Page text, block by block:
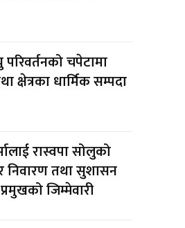
चपेटामा
क्षेत्रका धार्मिक सम्पदा
रास्वपा सोलुको
निवारण तथा सुशासन
जिम्मेवारी